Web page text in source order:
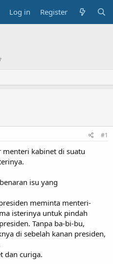
Log in Register
#1
menteri kabinet di suatu
isu yang
meminta menteri-
isterinya untuk pindah
Tanpa ba-bi-bu,
di sebelah kanan presiden,
dan curiga.